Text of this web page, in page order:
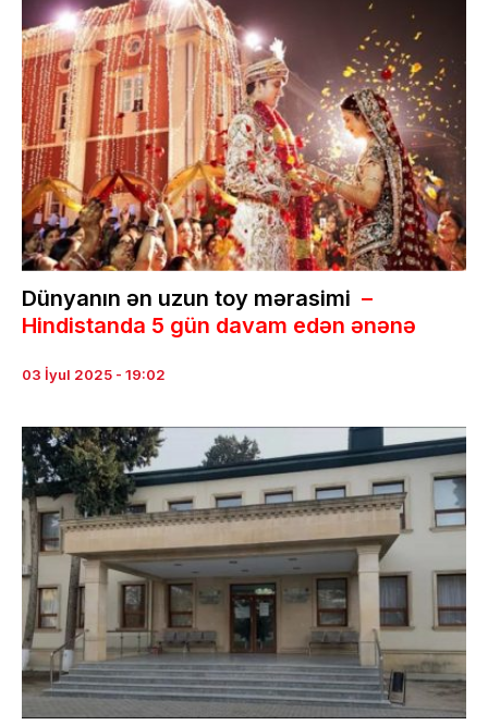
Dünyanın ən uzun toy mərasimi –
Hindistanda 5 gün davam edən ənənə
03 İyul 2025 - 19:02